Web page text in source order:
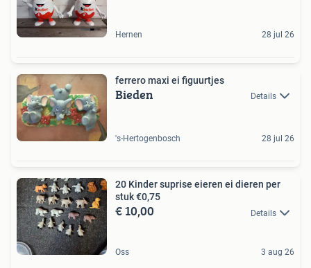
Hernen 28 jul 26
ferrero maxi ei figuurtjes
Bieden Details
's-Hertogenbosch 28 jul 26
20 Kinder suprise eieren ei dieren per
stuk €0,75
€ 10,00 Details
Oss 3 aug 26